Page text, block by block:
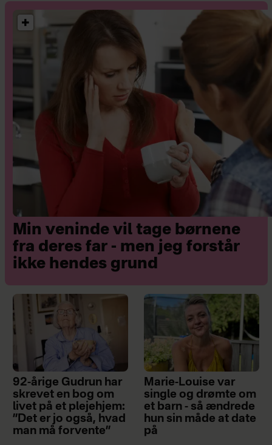
Min veninde vil tage børnene
fra deres far - men jeg forstår
ikke hendes grund
92-årige Gudrun har
skrevet en bog om
livet på et plejehjem:
”Det er jo også, hvad
man må forvente”
Marie-Louise var
single og drømte om
et barn - så ændrede
hun sin måde at date
på